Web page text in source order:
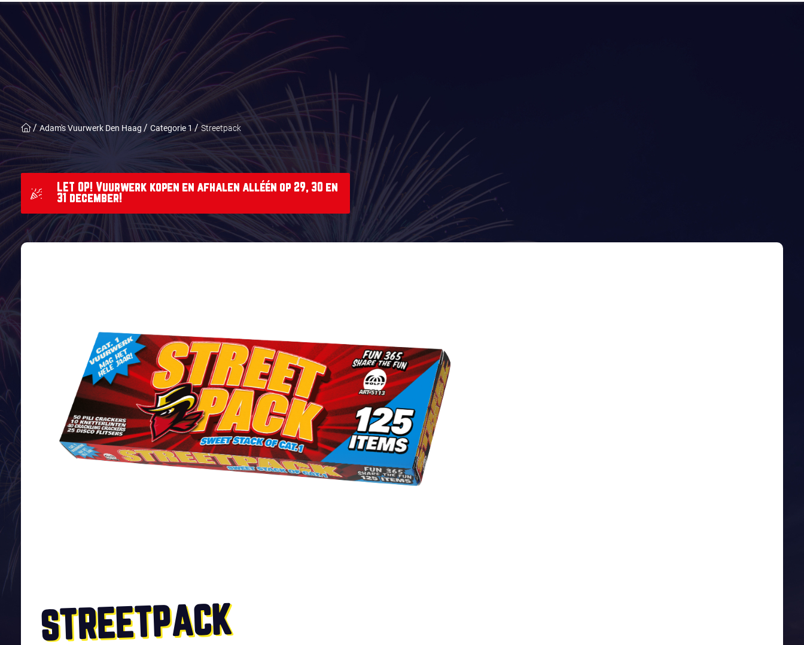
Adam's Vuurwerk Den Haag Categorie 1 Streetpack
LET OP! Vuurwerk kopen en afhalen alléén op 29, 30 en
31 december!
STREETPACK